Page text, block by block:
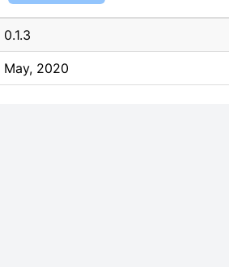
0.1.3
May, 2020